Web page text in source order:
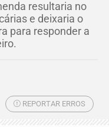
resultaria no
e deixaria o
para responder a
REPORTAR ERROS